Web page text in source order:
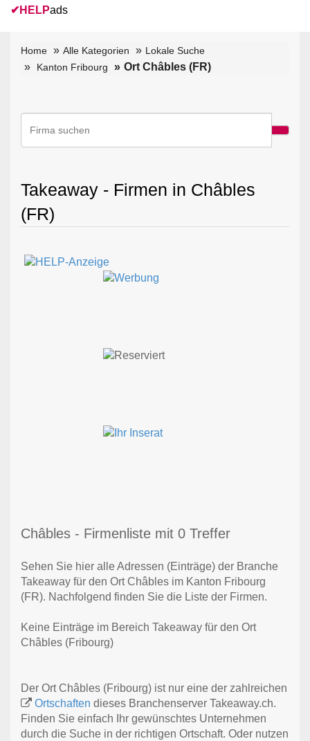
✔ HELPads
Home Alle Kategorien
Lokale Suche
Kanton Fribourg
Ort Châbles (FR)
Takeaway - Firmen in Châbles
(FR)
Châbles - Firmenliste mit 0 Treffer
Sehen Sie hier alle Adressen (Einträge) der Branche
Takeaway für den Ort Châbles im Kanton Fribourg
(FR). Nachfolgend finden Sie die Liste der Firmen.
Keine Einträge im Bereich Takeaway für den Ort
Châbles (Fribourg)
Der Ort Châbles (Fribourg) ist nur eine der zahlreichen
Ortschaften dieses Branchenserver Takeaway.ch.
Finden Sie einfach Ihr gewünschtes Unternehmen
durch die Suche in der richtigen Ortschaft. Oder nutzen